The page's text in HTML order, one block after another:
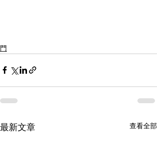
門
最新文章 查看全部